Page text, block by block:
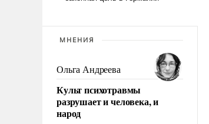
МНЕНИЯ
Ольга Андреева
Культ психотравмы
разрушает и человека, и
народ